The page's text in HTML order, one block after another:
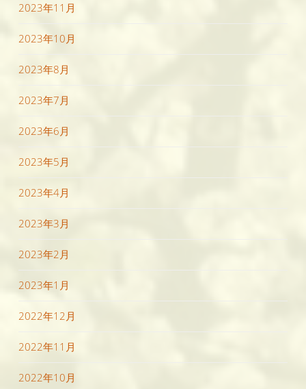
2023年11月
2023年10月
2023年8月
2023年7月
2023年6月
2023年5月
2023年4月
2023年3月
2023年2月
2023年1月
2022年12月
2022年11月
2022年10月